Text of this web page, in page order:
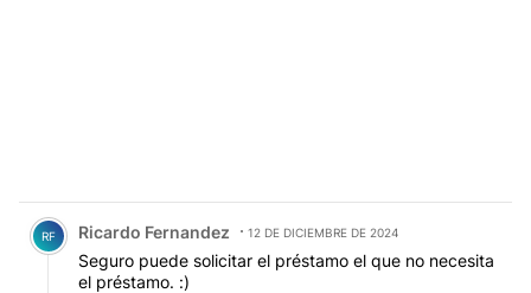
Comentario de Ricardo Fernandez.
RF Ricardo Fernandez 12 DE DICIEMBRE DE 2024
Seguro puede solicitar el préstamo el que no necesita
el préstamo. :)